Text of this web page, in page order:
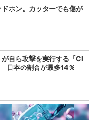
ホン。カッターでも傷が
自ら攻撃を実行する「Cl
本の割合が最多14％